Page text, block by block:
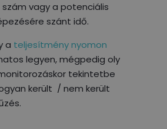
vagy a potenciális
szánt idő.
a teljesítmény nyomon
legyen, mégpedig oly
tekintetbe
került / nem került